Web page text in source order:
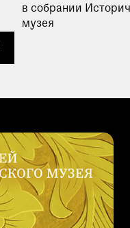
в собрании
музея